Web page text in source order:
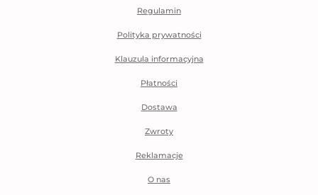
Regulamin
Polityka prywatności
Klauzula informacyjna
Płatności
Dostawa
Zwroty
Reklamacje
O nas